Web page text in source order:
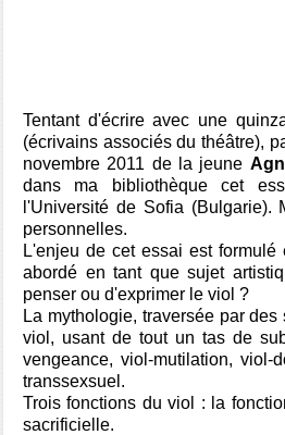
Tentant d'écrire avec une
(écrivains associés du théâtre),
novembre 2011 de la jeune
dans ma bibliothèque cet
l'Université de Sofia
personnelles.
L'enjeu de cet essai est
abordé en tant que sujet
penser ou d'exprimer le viol ?
La mythologie, traversée par
viol, usant de tout un tas de
vengeance, viol-mutilation, viol-
transsexsuel.
Trois fonctions du viol : la
sacrificielle.